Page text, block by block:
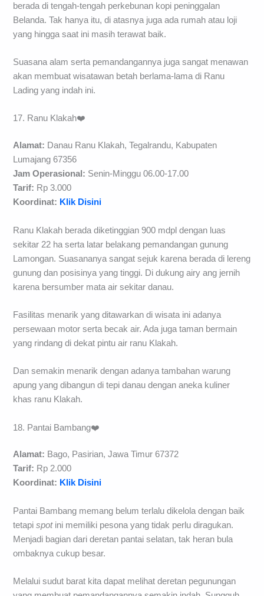
berada di tengah-tengah perkebunan kopi peninggalan
Belanda. Tak hanya itu, di atasnya juga ada rumah atau loji
yang hingga saat ini masih terawat baik.
Suasana alam serta pemandangannya juga sangat menawan
akan membuat wisatawan betah berlama-lama di Ranu
Lading yang indah ini.
17. Ranu Klakah❤️
Alamat: Danau Ranu Klakah, Tegalrandu, Kabupaten
Lumajang 67356
Jam Operasional: Senin-Minggu 06.00-17.00
Tarif: Rp 3.000
Koordinat: Klik Disini
Ranu Klakah berada diketinggian 900 mdpl dengan luas
sekitar 22 ha serta latar belakang pemandangan gunung
Lamongan. Suasananya sangat sejuk karena berada di lereng
gunung dan posisinya yang tinggi. Di dukung airy ang jernih
karena bersumber mata air sekitar danau.
Fasilitas menarik yang ditawarkan di wisata ini adanya
persewaan motor serta becak air. Ada juga taman bermain
yang rindang di dekat pintu air ranu Klakah.
Dan semakin menarik dengan adanya tambahan warung
apung yang dibangun di tepi danau dengan aneka kuliner
khas ranu Klakah.
18. Pantai Bambang❤️
Alamat: Bago, Pasirian, Jawa Timur 67372
Tarif: Rp 2.000
Koordinat: Klik Disini
Pantai Bambang memang belum terlalu dikelola dengan baik
tetapispotini memiliki pesona yang tidak perlu diragukan.
Menjadi bagian dari deretan pantai selatan, tak heran bula
ombaknya cukup besar.
Melalui sudut barat kita dapat melihat deretan pegunungan